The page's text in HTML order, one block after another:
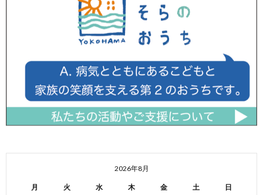
2026年8月
月 火 水 木 金 土 日